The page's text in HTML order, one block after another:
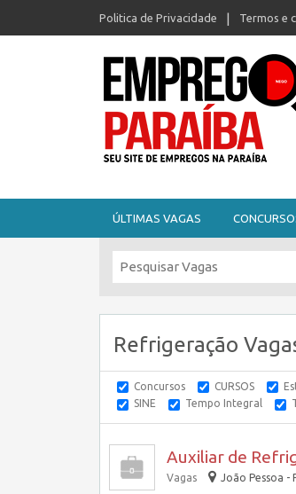
Politica de Privacidade Termos e
ÚLTIMAS VAGAS
Refrigeração
Concursos CURSOS
SINE
Tempo Integral
Auxiliar de
Vagas João Pessoa -